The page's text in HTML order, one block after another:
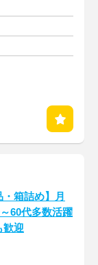
・箱詰め】月
60代多数活躍
歓迎